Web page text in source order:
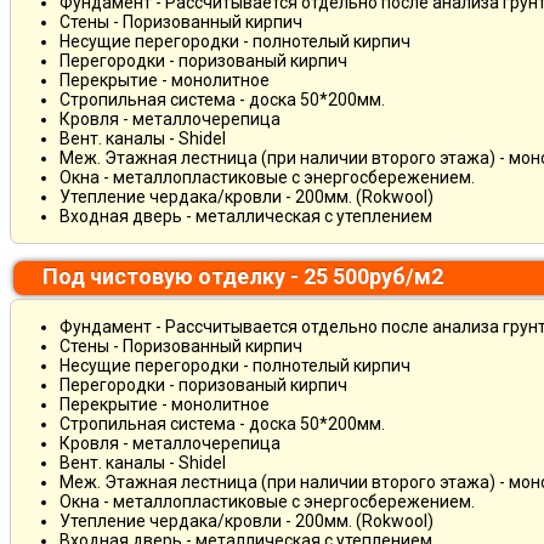
Стены - Поризованный кирпич
Несущие перегородки - полнотелый кирпич
Перегородки - поризованый кирпич
Перекрытие - монолитное
Стропильная система - доска 50*200мм.
Кровля - металлочерепица
Вент. каналы - Shidel
Меж. Этажная лестница (при наличии второго этажа) -
Окна - металлопластиковые с энергосбережением.
Утепление чердака/кровли - 200мм. (Rokwool)
Входная дверь - металлическая с утеплением
Под чистовую отделку - 25 500руб/м2
Фундамент - Рассчитывается отдельно после анализа
Стены - Поризованный кирпич
Несущие перегородки - полнотелый кирпич
Перегородки - поризованый кирпич
Перекрытие - монолитное
Стропильная система - доска 50*200мм.
Кровля - металлочерепица
Вент. каналы - Shidel
Меж. Этажная лестница (при наличии второго этажа) -
Окна - металлопластиковые с энергосбережением.
Утепление чердака/кровли - 200мм. (Rokwool)